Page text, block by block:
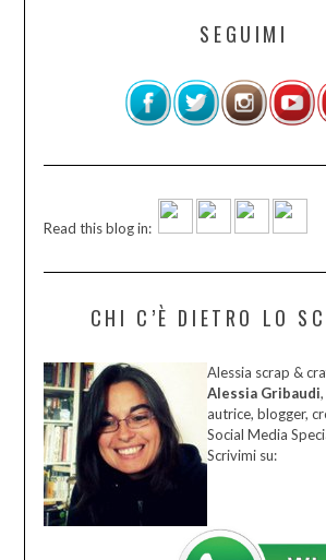
SEGUIMI
Read this blog in:
CHI C’È DIETRO LO
Alessia scrap &
Alessia Gribaudi,
autrice, blogger,
Social Media
Scrivimi su: